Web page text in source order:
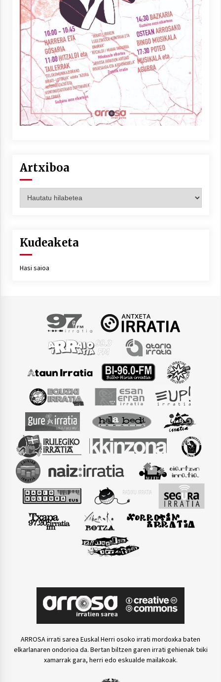
Artxiboa
Kudeaketa
Hasi saioa
ARROSA irrati sarea Euskal Herri osoko irrati mordoxka baten
elkarlanaren ondorioa da. Bertan biltzen garen irrati gehienak txiki
xamarrak gara, herri edo eskualde mailakoak.